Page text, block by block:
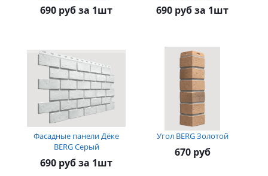
690 руб за 1шт 690 руб за 1шт
Фасадные панели Дёке
BERG Серый
690 руб за 1шт
Угол BERG Золотой
670 руб